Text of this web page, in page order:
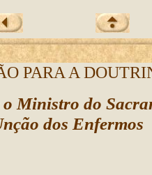
PARA A
o Ministro do
dos Enfermos